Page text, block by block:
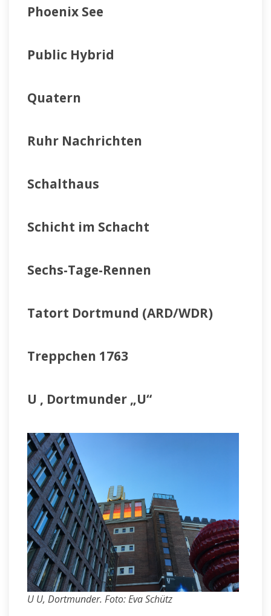
Phoenix See
Public Hybrid
Quatern
Ruhr Nachrichten
Schalthaus
Schicht im Schacht
Sechs-Tage-Rennen
Tatort Dortmund (ARD/WDR)
Treppchen 1763
U , Dortmunder „U“
U U, Dortmunder. Foto: Eva Schütz